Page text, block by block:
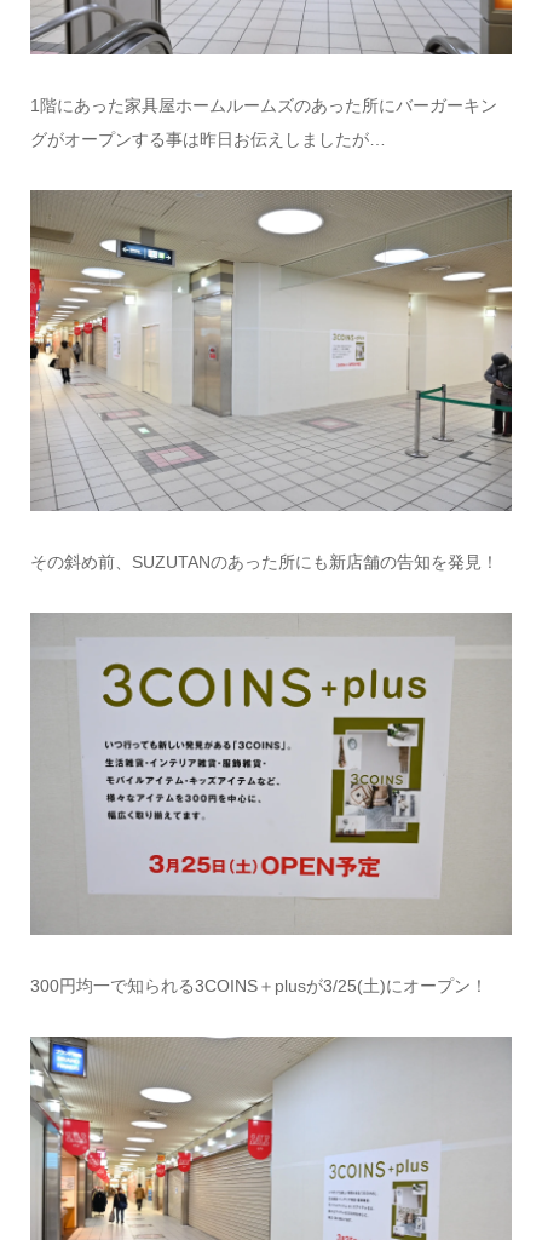
1階にあった家具屋ホームルームズのあった所にバーガーキン
グがオープンする事は昨日お伝えしましたが…
その斜め前、SUZUTANのあった所にも新店舗の告知を発見！
300円均一で知られる3COINS＋plusが3/25(土)にオープン！